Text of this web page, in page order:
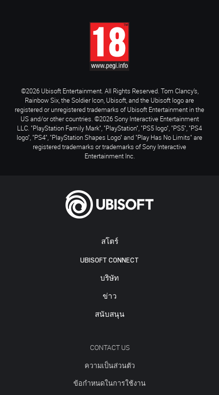
สโตร์
UBISOFT CONNECT
บริษัท
ข่าว
สนับสนุน
CONTACT US
ความเป็นส่วนตัว
ข้อกำหนดในการใช้งาน
©2026 Ubisoft Entertainment. All Rights Reserved. Tom Clancy’s,
Rainbow Six, the Soldier Icon, Ubisoft, and the Ubisoft logo are
registered or unregistered trademarks of Ubisoft Entertainment in the
US and/or other countries. ©2026 Sony Interactive Entertainment
LLC. "PlayStation Family Mark", "PlayStation", "PS5 logo", "PS5", "PS4
logo", "PS4", "PlayStation Shapes Logo" and "Play Has No Limits" are
registered trademarks or trademarks of Sony Interactive
Entertainment Inc.